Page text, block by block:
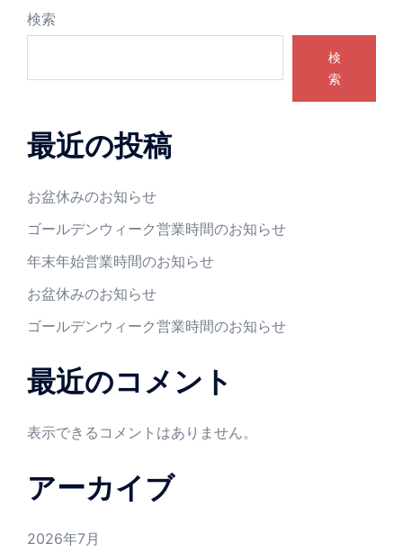
検索
検
索
最近の投稿
お盆休みのお知らせ
ゴールデンウィーク営業時間のお知らせ
年末年始営業時間のお知らせ
お盆休みのお知らせ
ゴールデンウィーク営業時間のお知らせ
最近のコメント
表示できるコメントはありません。
アーカイブ
2026年7月